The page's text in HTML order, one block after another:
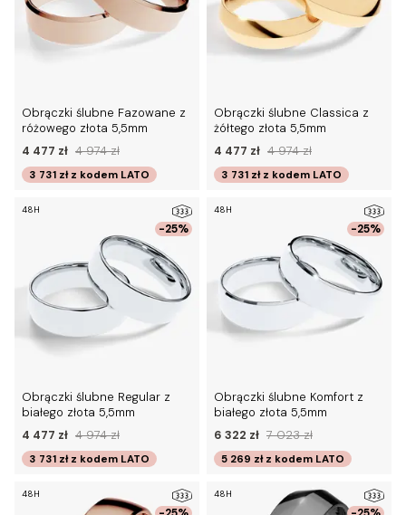
Obrączki ślubne Fazowane z
różowego złota 5,5mm
4 477 zł 4 974 zł
3 731 zł z kodem LATO
Obrączki ślubne Classica z
żółtego złota 5,5mm
4 477 zł 4 974 zł
3 731 zł z kodem LATO
-25%
48H
Obrączki ślubne Regular z
białego złota 5,5mm
4 477 zł 4 974 zł
3 731 zł z kodem LATO
-25%
48H
Obrączki ślubne Komfort z
białego złota 5,5mm
6 322 zł 7 023 zł
5 269 zł z kodem LATO
48H 48H